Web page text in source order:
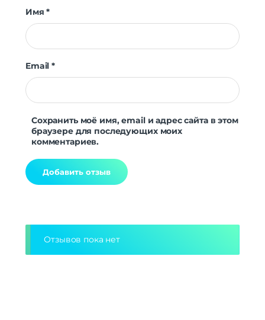
Имя*
Email*
Сохранить моё имя, email и адрес сайта в этом
браузере для последующих моих
комментариев.
Отзывов пока нет